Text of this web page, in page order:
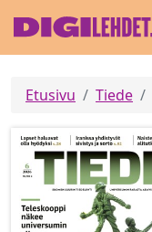
Etusivu Tiede